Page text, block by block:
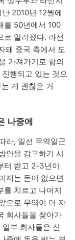
2010년 12월에
를 50년에서 100
로 알려졌다. 라선
돼 중국 측에서 도
가져가기로 합의
행되고 있는 것으
게 괜찮은 거
나중에
라, 일선 무역일군
안을 강구하기 시
터 받고 2-3년이
제는 돈이 없으면
를 치르고 나머지
으로 무역이 더 자
회사들을 찾아가
부 회사들은 신